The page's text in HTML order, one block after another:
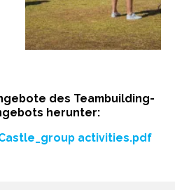
des Teambuilding-
herunter:
activities.pdf